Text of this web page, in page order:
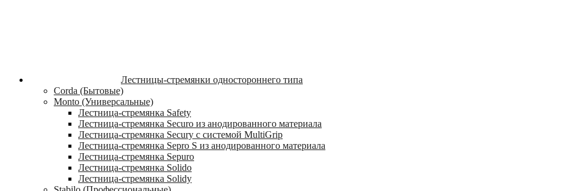
Лестницы-стремянки одностороннего типа
Corda (Бытовые)
Monto (Универсальные)
Лестница-стремянка Safety
Лестница-стремянка Securo из анодированного материала
Лестница-стремянка Secury с системой MultiGrip
Лестница-стремянка Sepro S из анодированного материала
Лестница-стремянка Sepuro
Лестница-стремянка Solido
Лестница-стремянка Solidy